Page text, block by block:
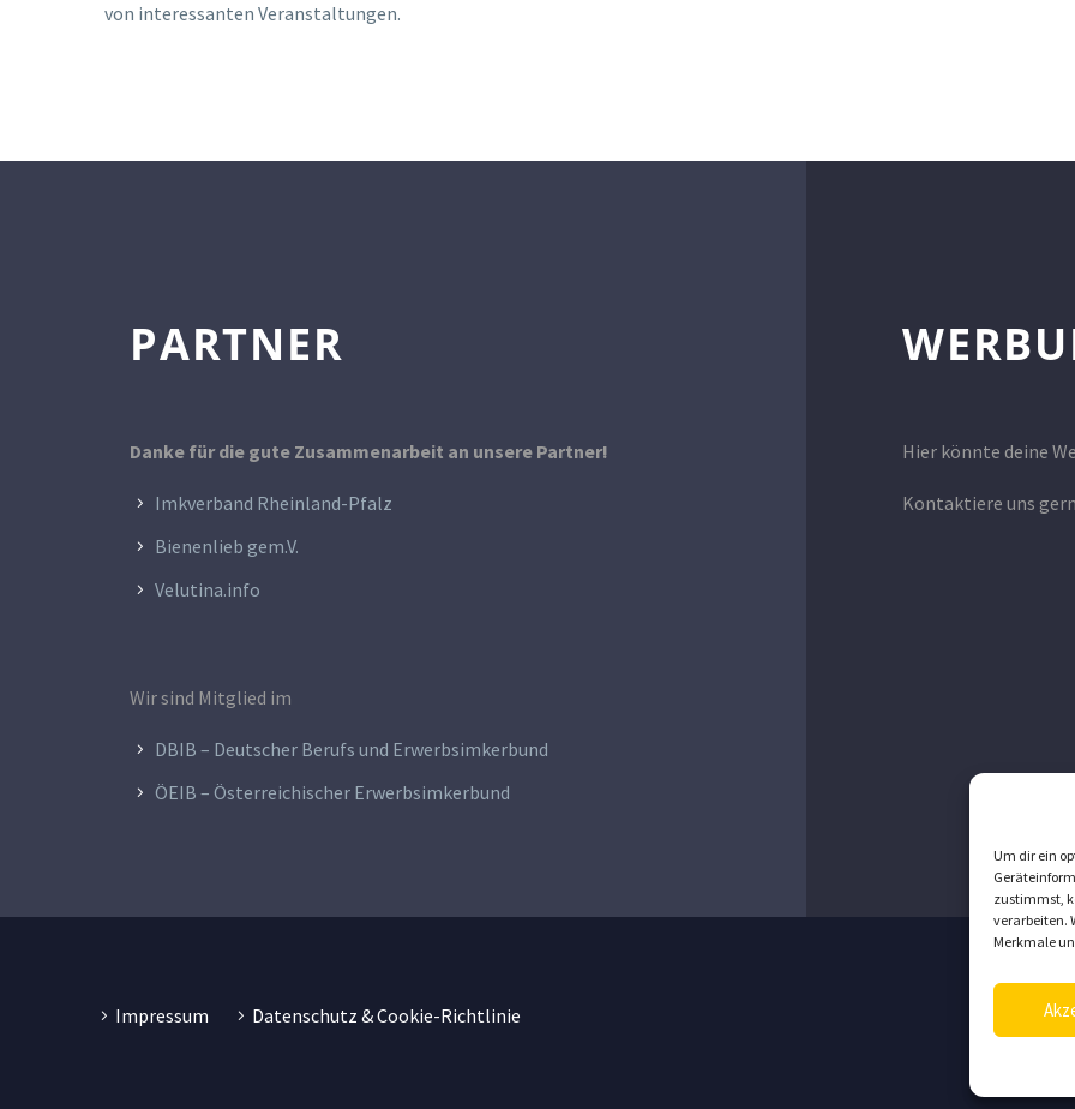
Um dir ein
zustimmst,
verarbeiten.
Merkmale
von interessanten Veranstaltungen.
PARTNER
Danke für die gute Zusammenarbeit an unsere Partner!
Imkverband Rheinland-Pfalz
Bienenlieb gem.V.
Velutina.info
Wir sind Mitglied im
DBIB – Deutscher Berufs und Erwerbsimkerbund
ÖEIB – Österreichischer Erwerbsimkerbund
Hier könnte deine
Kontaktiere uns
Impressum Datenschutz & Cookie-Richtlinie